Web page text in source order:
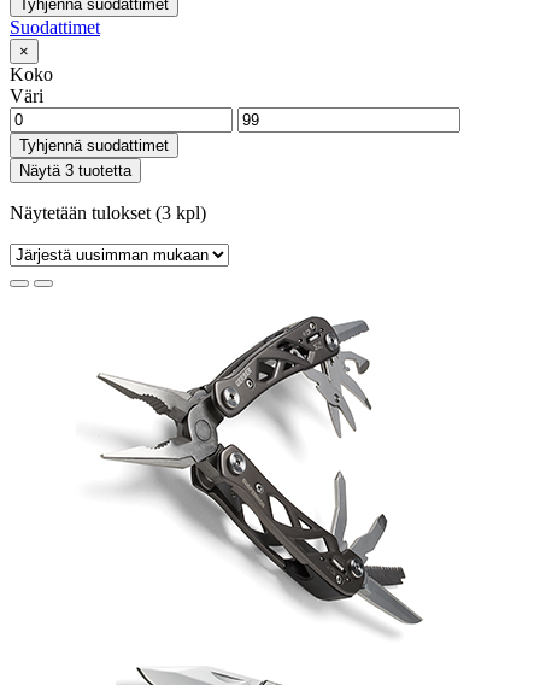
Tyhjennä suodattimet
Suodattimet
×
Koko
Väri
Tyhjennä suodattimet
Näytä 3 tuotetta
Näytetään tulokset (3 kpl)